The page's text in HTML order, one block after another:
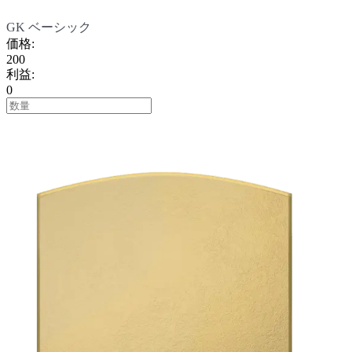
GK ベーシック
価格:
200
利益:
0